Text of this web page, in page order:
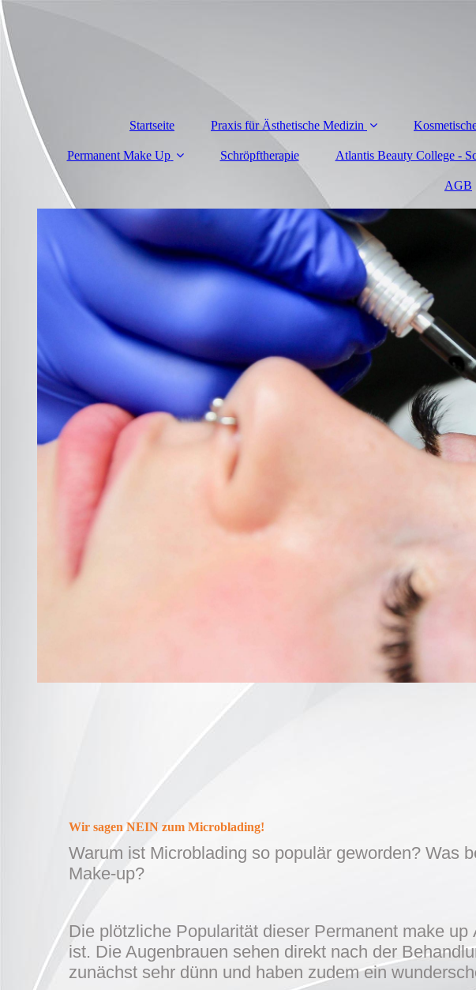
Startseite Praxis für Ästhetische Medizin
Permanent Make Up Schröpftherapie Atlantis Beauty College -
AGB
Wir sagen NEIN zum Microblading!
Warum ist Microblading so populär geworden? Was
Make-up?
Die plötzliche Popularität dieser Permanent make
ist. Die Augenbrauen sehen direkt nach der
zunächst sehr dünn und haben zudem ein